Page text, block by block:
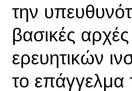
την
βασικές
ερευητικών